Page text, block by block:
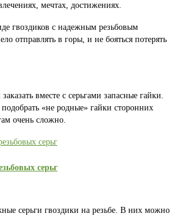
мечтах, достижениях.
гвоздиков с надежным резьбовым
отправлять в горы, и не бояться потерять
вместе с серьгами запасные гайки.
«не родные» гайки сторонних
очень сложно.
серьг
серьги гвоздики на резьбе. В них можно